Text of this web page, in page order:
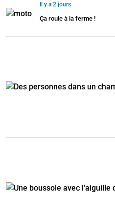
Il y a 2 jours
Ça roule à la ferme !